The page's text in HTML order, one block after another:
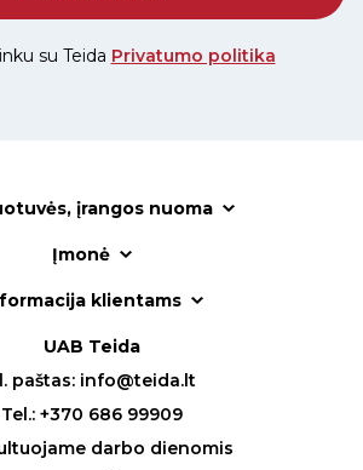
su Teida Privatumo politika
įrangos nuoma
Įmonė
klientams
UAB Teida
paštas: info@teida.lt
Tel.: +370 686 99909
darbo dienomis